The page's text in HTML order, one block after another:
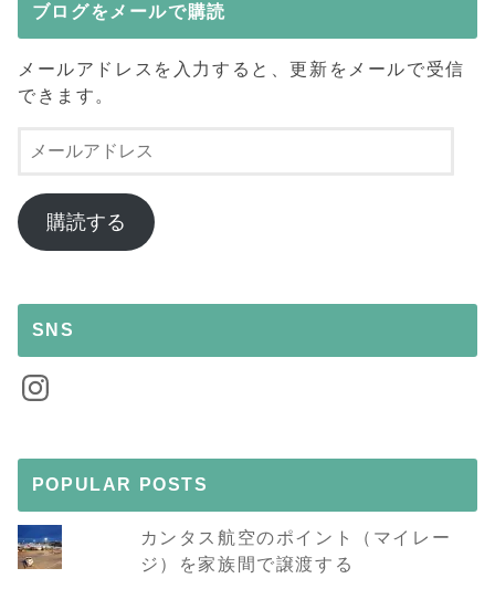
ブログをメールで購読
メールアドレスを入力すると、更新をメールで受信
できます。
ル
ア
ド
購読する
SNS
Instagram
POPULAR POSTS
カンタス航空のポイント（マイレー
ジ）を家族間で譲渡する